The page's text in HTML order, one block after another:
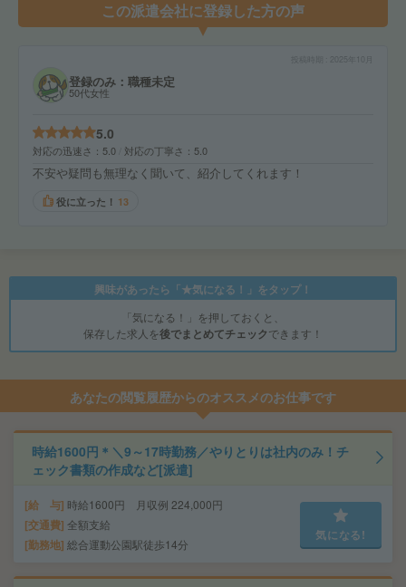
この派遣会社に登録した方の声
2025年10月
登録のみ：職種未定
50代女性
5.0
対応の迅速さ 5.0 対応の丁寧さ 5.0
不安や疑問も無理なく聞いて、紹介してくれます！
役に立った！ 13
興味があったら「★気になる！」をタップ！
「気になる！」を押しておくと、
保存した求人を後でまとめてチェックできます！
あなたの閲覧履歴からのオススメのお仕事です
時給1600円＊＼9～17時勤務／やりとりは社内のみ！チ
ェック書類の作成など[派遣]
給 与 時給1600円 月収例 224,000円
交通費 全額支給
勤務地 総合運動公園駅徒歩14分
気になる!